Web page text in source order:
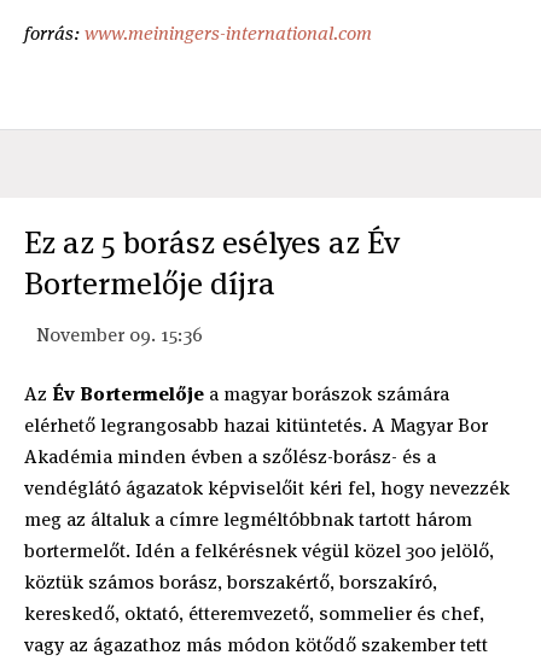
forrás:www.meiningers-international.com
Ez az 5 borász esélyes az Év
Bortermelője díjra
November 09. 15:36
Az Év Bortermelője a magyar borászok számára
elérhető legrangosabb hazai kitüntetés. A Magyar Bor
Akadémia minden évben a szőlész-borász- és a
vendéglátó ágazatok képviselőit kéri fel, hogy nevezzék
meg az általuk a címre legméltóbbnak tartott három
bortermelőt. Idén a felkérésnek végül közel 300 jelölő,
köztük számos borász, borszakértő, borszakíró,
kereskedő, oktató, étteremvezető, sommelier és chef,
vagy az ágazathoz más módon kötődő szakember tett